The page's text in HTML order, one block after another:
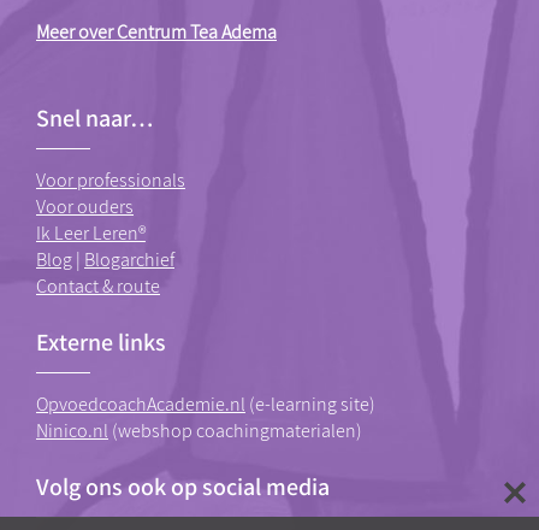
Meer over Centrum Tea Adema
Snel naar…
Voor professionals
Voor ouders
Ik Leer Leren®
Blog| Blogarchief
Contact & route
Externe links
OpvoedcoachAcademie.nl (e-learning site)
Ninico.nl (webshop coachingmaterialen)
Volg ons ook op social media